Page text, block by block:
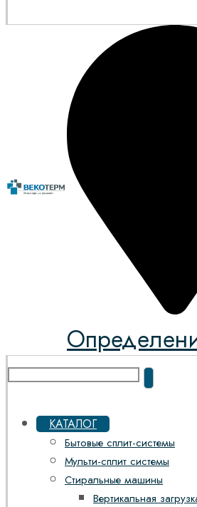
КАТАЛОГ
Бытовые сплит-системы
Мульти-сплит системы
Стиральные машины
Вертикальная